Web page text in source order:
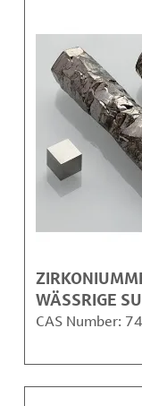
WÄSSRIGE
CAS Number: